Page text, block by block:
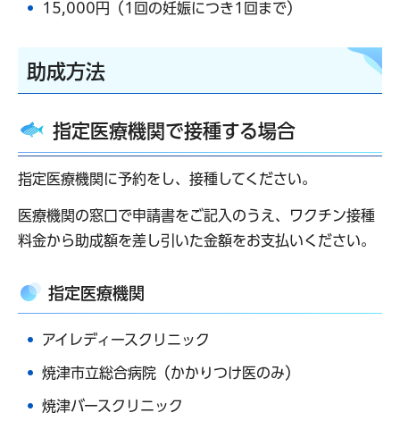
15,000円（1回の妊娠につき1回まで）
助成方法
指定医療機関で接種する場合
指定医療機関に予約をし、接種してください。
医療機関の窓口で申請書をご記入のうえ、ワクチン接種
料金から助成額を差し引いた金額をお支払いください。
指定医療機関
アイレディースクリニック
焼津市立総合病院（かかりつけ医のみ）
焼津バースクリニック